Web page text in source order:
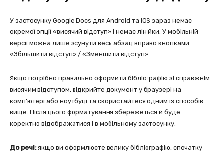
У застосунку Google Docs для Android та iOS зараз немає
окремої опції «висячий відступ» і немає лінійки. У мобільній
версії можна лише зсунути весь абзац вправо кнопками
«Збільшити відступ» / «Зменшити відступ».
Якщо потрібно правильно оформити бібліографію зі справжнім
висячим відступом, відкрийте документ у браузері на
комп’ютері або ноутбуці та скористайтеся одним із способів
вище. Після цього форматування збережеться й буде
коректно відображатися і в мобільному застосунку.
До речі: якщо ви оформлюєте велику бібліографію, спочатку